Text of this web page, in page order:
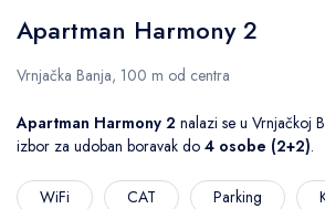
Apartman Harmony 2
Vrnjačka Banja, 100 m od centra
Apartman Harmony 2 nalazi se u Vrnjačkoj
izbor za udoban boravak do 4 osobe (2+2).
WiFi CAT Parking